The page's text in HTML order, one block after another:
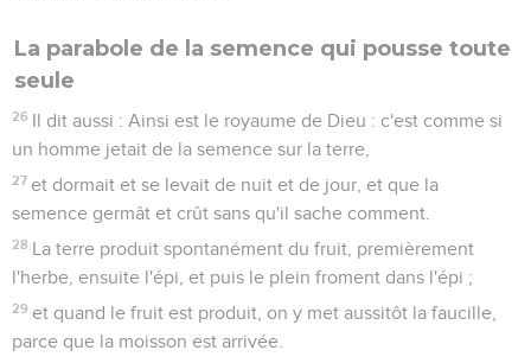
La parabole de la semence qui pousse toute
seule
26 Il dit aussi : Ainsi est le royaume de Dieu : c'est comme si
un homme jetait de la semence sur la terre,
27 et dormait et se levait de nuit et de jour, et que la
semence germât et crût sans qu'il sache comment.
28 La terre produit spontanément du fruit, premièrement
l'herbe, ensuite l'épi, et puis le plein froment dans l'épi ;
29 et quand le fruit est produit, on y met aussitôt la faucille,
parce que la moisson est arrivée.